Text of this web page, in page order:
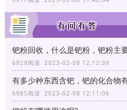
钯粉回收，什么是钯粉，钯粉主
6929阅读 2023-02-08 12:12:39
有多少种东西含钯，钯的化合物
6985阅读 2023-02-08 12:11:06